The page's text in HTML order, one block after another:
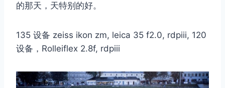
的那天，天特别的好。
135 设备 zeiss ikon zm, leica 35 f2.0, rdpiii, 120
设备，Rolleiflex 2.8f, rdpiii